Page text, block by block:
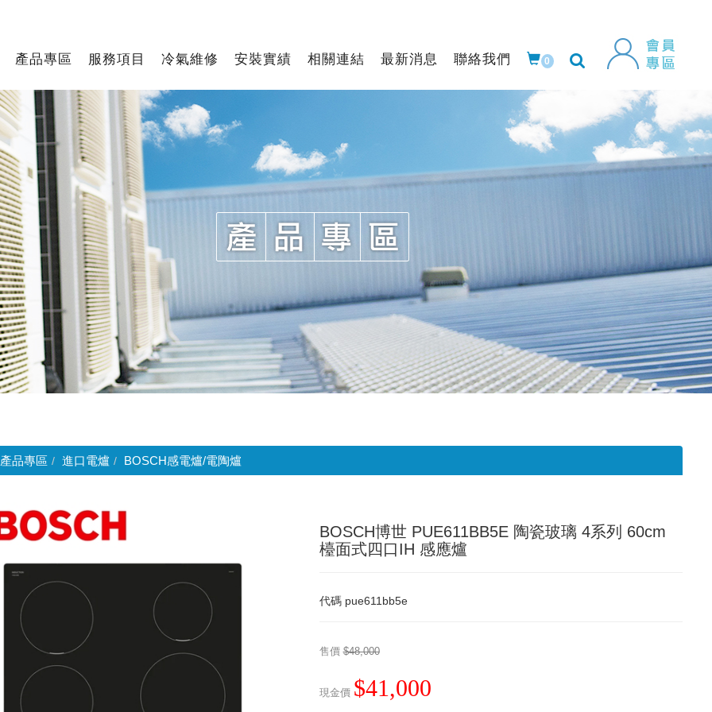
產品專區 服務項目 冷氣維修 安裝實績 相關連結 最新消息 聯絡我們 0
產品專區 進口電爐 BOSCH感電爐/電陶爐
BOSCH博世 PUE611BB5E 陶瓷玻璃 4系列 60cm
檯面式四口IH 感應爐
代碼 pue611bb5e
售價 $48,000
現金價 $41,000